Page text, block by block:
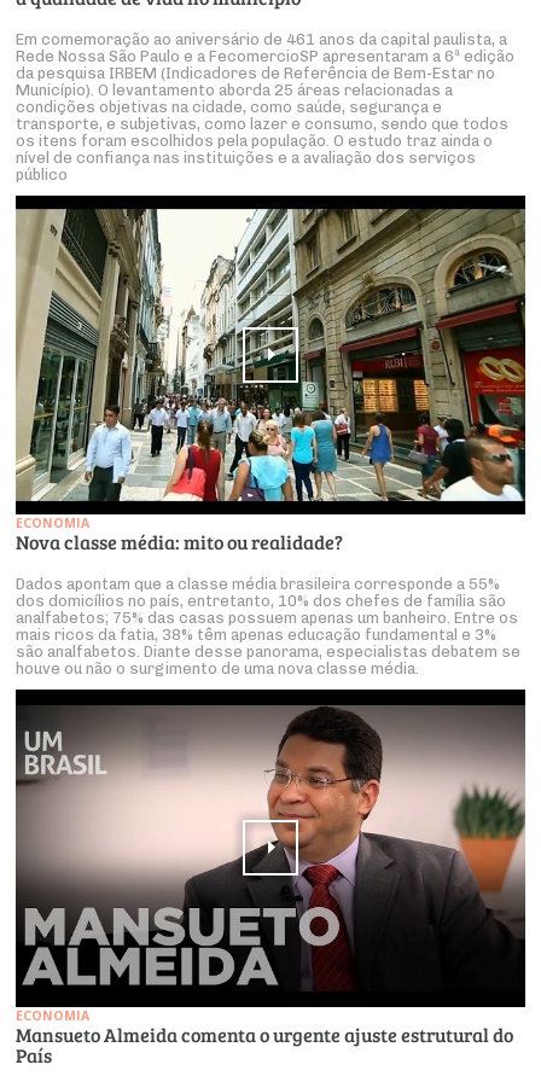
Em comemoração ao aniversário de 461 anos da capital paulista, a
Rede Nossa São Paulo e a FecomercioSP apresentaram a 6ª edição
da pesquisa IRBEM (Indicadores de Referência de Bem-Estar no
Município). O levantamento aborda 25 áreas relacionadas a
condições objetivas na cidade, como saúde, segurança e
transporte, e subjetivas, como lazer e consumo, sendo que todos
os itens foram escolhidos pela população. O estudo traz ainda o
nível de confiança nas instituições e a avaliação dos serviços
público
ECONOMIA
Nova classe média: mito ou realidade?
Dados apontam que a classe média brasileira corresponde a 55%
dos domicílios no país, entretanto, 10% dos chefes de família são
analfabetos; 75% das casas possuem apenas um banheiro. Entre os
mais ricos da fatia, 38% têm apenas educação fundamental e 3%
são analfabetos. Diante desse panorama, especialistas debatem se
houve ou não o surgimento de uma nova classe média.
ECONOMIA
Mansueto Almeida comenta o urgente ajuste estrutural do
País